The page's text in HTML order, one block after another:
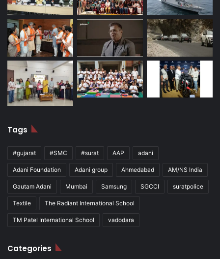
Tags
#gujarat #SMC #surat AAP adani
Adani Foundation Adani group Ahmedabad AM/NS India
Gautam Adani Mumbai Samsung SGCCI suratpolice
Textile The Radiant International School
TM Patel International School vadodara
Categories